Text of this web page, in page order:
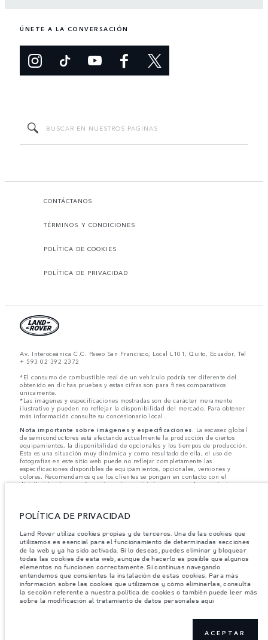
ÚNETE A LA CONVERSACIÓN
CONTÁCTANOS
TÉRMINOS Y CONDICIONES
POLÍTICA DE COOKIES
POLÍTICA DE PRIVACIDAD
Av. Interoceánica C.C. Paseo San Francisco, Local L101, Quito, Ecuador, Tel
+ 593 02 392 2372
*El consumo de combustible real de un vehículo podría ser diferente del
obtenido en dichas pruebas y estas cifras son para fines comparativos
únicamente.
*Las imágenes y especificaciones mostradas son de carácter meramente
ilustrativo y pueden no reflejar la disponibilidad del mercado. Para obtener
más información consulte su concesionario local.
Nota importante sobre imágenes y especificaciones. La escasez global
de semiconductores está afectando actualmente la producción de ciertos
equipamientos, la disponibilidad de opcionales y los tiempos de producción.
Esta es una situación muy dinámica y como resultado de ella, el uso de
fotografías en este sitio web puede no reflejar completamente las
especificaciones disponibles de equipamientos, opcionales, versiones y
colores. Recomendamos que los clientes se pongan en contacto con el
distribuidor de su preferencia, quien podrá dar a conocer las restricciones
Jaguar Land Rover Limited busca constantemente nuevas formas de mejorar
accesorios, por lo que se producen modificaciones de forma continua y sin
previo aviso. Según el modelo, algunas funciones serán opcionales o
vendrán incluidas de serie. La información, las especificaciones, los motores
y los colores que aparecen en esta página web se basan en las
especificaciones europeas. Estos pueden variar en función del mercado y
pueden ser modificados sin previo aviso. Algunos vehículos se muestran con
equipamiento opcional y accesorios originales que pueden no estar
disponibles en todos los mercados. Ponte en contacto con tu concesionario
local para consultar disponibilidad y precios.
Cargas Máximas por Eje no se excedan al cargar el vehículo con accesorios,
POLÍTICA DE PRIVACIDAD
Land Rover utiliza cookies propias y de terceros. Una de las cookies que
utilizamos es esencial para el funcionamiento de determinadas secciones
de la web y ya ha sido activada. Si lo deseas, puedes eliminar y bloquear
todas las cookies de esta web, aunque de hacerlo es posible que algunos
elementos no funcionen correctamente. Si continuas navegando
entendemos que consientes la instalación de estas cookies. Para más
información sobre las cookies que utilizamos y cómo eliminarlas, consulta
la sección referente a nuestra política de cookies o también puede leer más
sobre la modificación al tratamiento de datos personales aquí
ACEPTAR